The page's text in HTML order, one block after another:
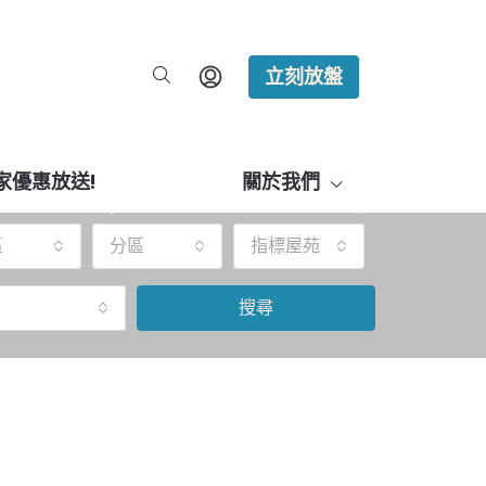
立刻放盤
優惠放送! 關於我們
分區 指標屋苑
搜尋